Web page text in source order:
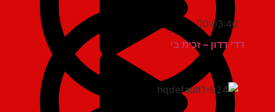
00:03:40
דדי דדון – זכית בי